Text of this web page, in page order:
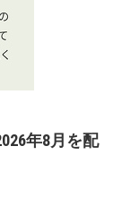
年8月を配